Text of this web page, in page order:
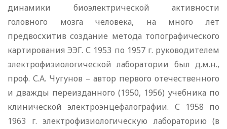
динамики биоэлектрической активности
головного мозга человека, на много лет
предвосхитив создание метода топографического
картирования ЭЭГ. С 1953 по 1957 г. руководителем
электрофизиологической лаборатории был д.м.н.,
проф. С.А. Чугунов – автор первого отечественного
и дважды переизданного (1950, 1956) учебника по
клинической электроэнцефалографии. С 1958 по
1963 г. электрофизиологическую лабораторию (в